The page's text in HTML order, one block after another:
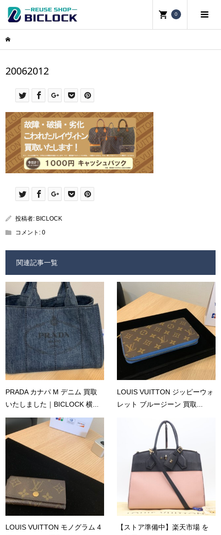
0
20062012
投稿者: BICLOCK
コメント:0
関連記事一覧
PRADA カナパ M デニム 買取
いたしました｜BICLOCK 横...
LOUIS VUITTON ジッピーウォ
レット ブルージーン 買取...
LOUIS VUITTON モノグラム 4
【ストア準備中】楽天市場 を